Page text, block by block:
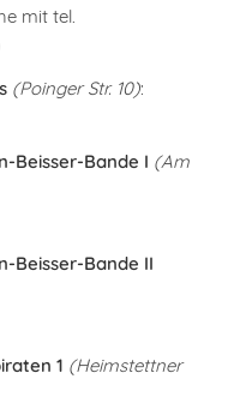
mit tel.
(Poinger Str. 10):
Beisser-Bande I (Am
Beisser-Bande II
1 (Heimstettner